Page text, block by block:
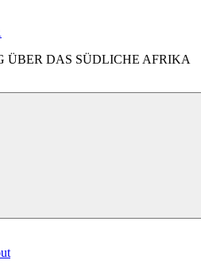
ÜBER DAS SÜDLICHE AFRIKA
Menü